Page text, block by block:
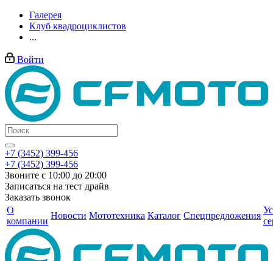
Галерея
Клуб квадроциклистов
...
Войти
+7 (3452) 399-456
+7 (3452) 399-456
Звоните с 10:00 до 20:00
Записаться на тест драйв
Заказать звонок
О
компании
Новости Мототехника Каталог Спецпредложения